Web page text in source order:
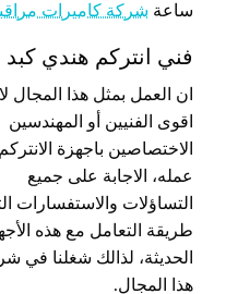
ساعة شركة كاميرات
فني انتركم هندي كبد
ان العمل بمثل هذا المجال
اقوى الفنيين أو المهندسين
الاختصاصين باجهزة
عمله، الاجابة على جميع
التساؤلات والاستفسارات
طريقة التعامل مع هذه
الحديثة، لذالك شغلنا في
هذا المجال.